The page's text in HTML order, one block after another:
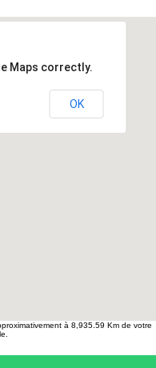
Maps correctly.
OK
à 8,935.59 Km de votre